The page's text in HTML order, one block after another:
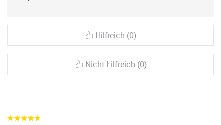
Hilfreich (0)
Nicht hilfreich (0)